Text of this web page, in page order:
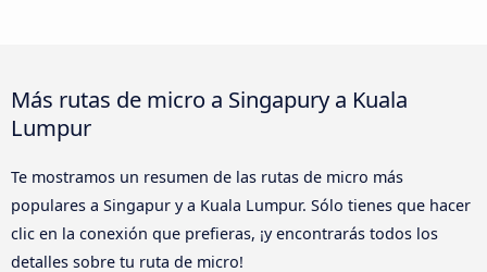
Más rutas de micro a Singapury a Kuala
Lumpur
Te mostramos un resumen de las rutas de micro más
populares a Singapur y a Kuala Lumpur. Sólo tienes que hacer
clic en la conexión que prefieras, ¡y encontrarás todos los
detalles sobre tu ruta de micro!